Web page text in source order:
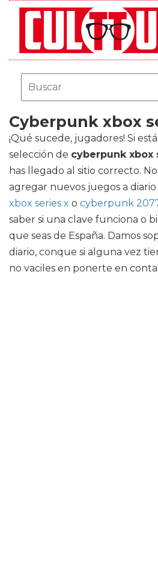
Cyberpunk xbox
¡Qué sucede, jugadores! Si
selección de cyberpunk xbox
has llegado al sitio correcto.
agregar nuevos juegos a
xbox series x o cyberpunk
saber si una clave funciona o
que seas de España. Damos
diario, conque si alguna vez
no vaciles en ponerte en